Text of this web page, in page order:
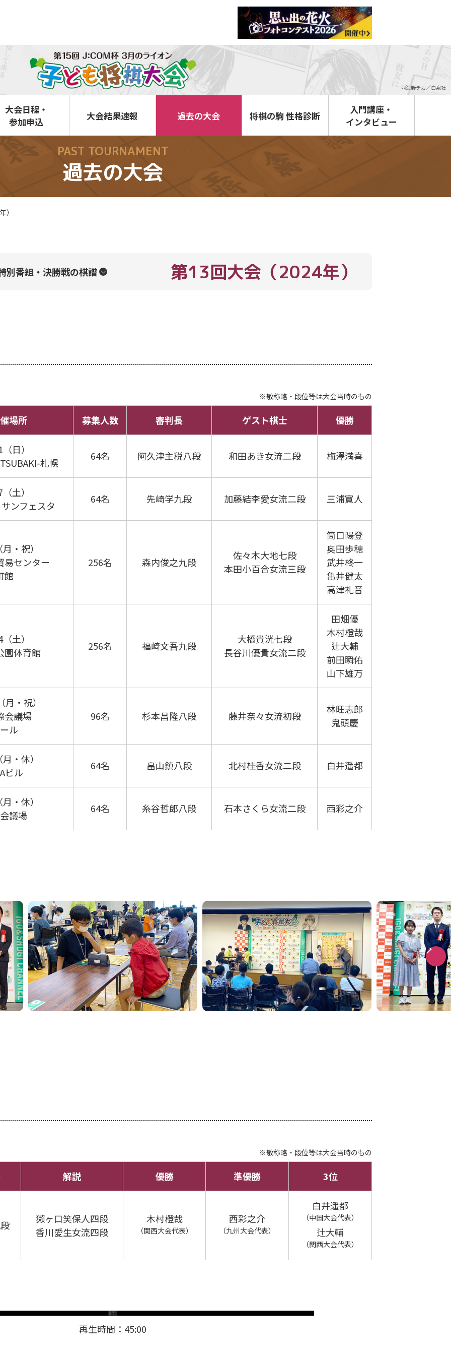
羽海野チカ／白泉社
大会日程・
参加申込
大会結果速報 過去の大会 将棋の駒 性格診断
入門講座・
インタビュー
PAST TOURNAMENT
過去の大会
）
第13回大会 （2024年）
別番組・決勝戦の棋譜
※敬称略・段位等は大会当時のもの
場所 募集人数 審判長 ゲスト棋士 優勝
日）
札幌
64名 阿久津主税八段 和田あき女流二段 梅澤満喜
土）
サンフェスタ
64名 先崎学九段 加藤結李愛女流二段 三浦寛人
・祝）
易センター
館
256名 森内俊之九段
佐々木大地七段
本田小百合女流三段
筒口陽登
奥田歩穂
武井柊一
亀井健太
高津礼音
土）
園体育館
256名 福崎文吾九段
大橋貴洸七段
長谷川優貴女流二段
田畑優
木村橙哉
辻大輔
前田瞬佑
山下雄万
・祝）
会議場
ル
96名 杉本昌隆八段 藤井奈々女流初段
林旺志郎
鬼頭慶
・休）
ビル
64名 畠山鎮八段 北村桂香女流二段 白井遥都
・休）
議場
64名 糸谷哲郎八段 石本さくら女流二段 西彩之介
※敬称略・段位等は大会当時のもの
解説 優勝 準優勝 3位
獺ヶ口笑保人四段
香川愛生女流四段
木村橙哉
（関西大会代表）
西彩之介
（九州大会代表）
白井遥都
（中国大会代表）
辻大輔
（関西大会代表）
再生時間：45:00